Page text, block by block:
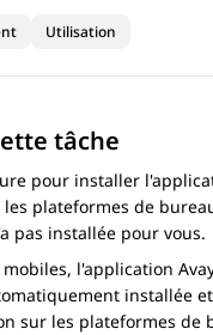
Utilisation
tâche
pour installer
les plateformes de
pas installée pour vous.
l'application
installée
sur les plateformes de